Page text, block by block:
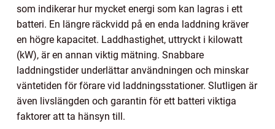
som indikerar hur mycket energi som kan lagras i ett
batteri. En längre räckvidd på en enda laddning kräver
en högre kapacitet. Laddhastighet, uttryckt i kilowatt
(kW), är en annan viktig mätning. Snabbare
laddningstider underlättar användningen och minskar
väntetiden för förare vid laddningsstationer. Slutligen är
även livslängden och garantin för ett batteri viktiga
faktorer att ta hänsyn till.